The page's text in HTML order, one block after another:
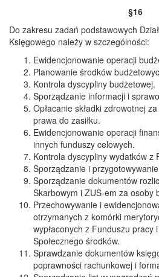
§16
Do zakresu zadań podstawowych
Księgowego należy w szczególności:
Ewidencjonowanie operacji
Planowanie środków
Kontrola dyscypliny budżetowej.
Sporządzanie informacji i
Opłacanie składki zdrowotnej
prawa do zasiłku.
Ewidencjonowanie operacji
innych funduszy celowych.
Kontrola dyscypliny wydatków z
Sporządzanie i
Sporządzanie dokumentów
Skarbowym i ZUS-em za osoby
Przechowywanie i
otrzymanych z komórki
wypłaconych z Funduszu pracy
Społecznego środków.
Sprawdzanie dokumentów
poprawności rachunkowej i